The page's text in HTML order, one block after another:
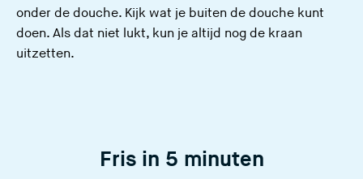
onder de douche. Kijk wat je buiten de douche kunt
doen. Als dat niet lukt, kun je altijd nog de kraan
uitzetten.
Fris in 5 minuten